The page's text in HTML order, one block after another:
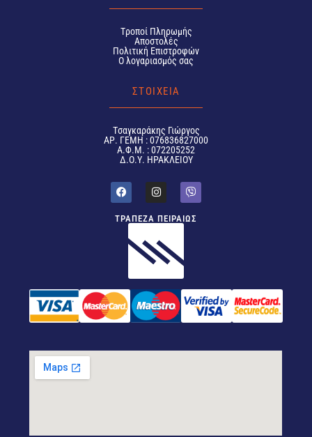
Tροποί Πληρωμής
Αποστολές
Πολιτική Επιστροφών
Ο λογαριασμός σας
ΣΤΟΙΧΕΙΑ
Tσαγκαράκης Γιώργος
ΑΡ. ΓΕΜΗ : 076836827000
Α.Φ.Μ. : 072205252
Δ.Ο.Υ. ΗΡΑΚΛΕΙΟΥ
ΤΡΑΠΕΖΑ ΠΕΙΡΑΙΩΣ